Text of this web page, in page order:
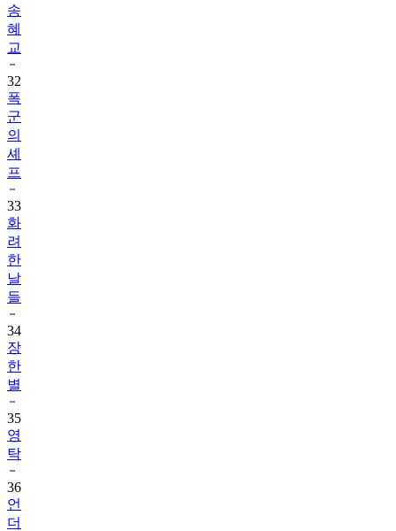
송
혜
교
32
폭
군
의
셰
프
33
화
려
한
날
들
34
장
한
별
35
영
탁
36
언
더